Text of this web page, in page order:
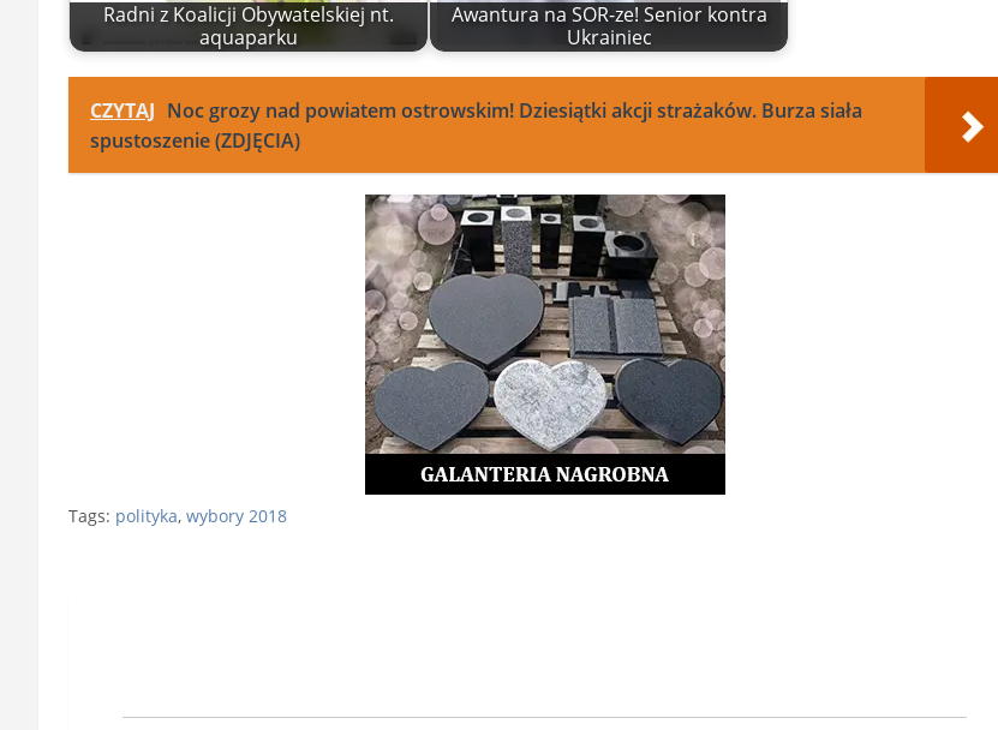
Radni z Koalicji Obywatelskiej nt.
aquaparku
Awantura na SOR-ze! Senior kontra
Ukrainiec
CZYTAJ Noc grozy nad powiatem ostrowskim! Dziesiątki akcji strażaków. Burza siała
spustoszenie (ZDJĘCIA)
Tags: polityka, wybory 2018